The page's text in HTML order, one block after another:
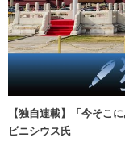
【独自連載】「今そこ
ビニシウス氏